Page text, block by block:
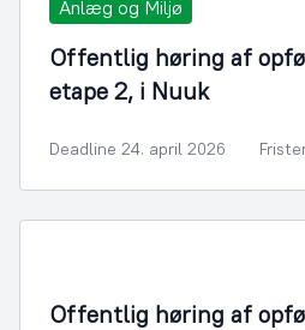
Anlæg og Miljø
Offentlig høring af
etape 2, i Nuuk
Deadline 24. april 2026
Offentlig høring af